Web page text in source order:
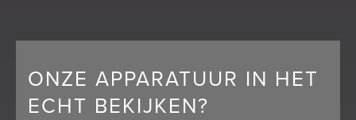
ONZE APPARATUUR IN HET
ECHT BEKIJKEN?